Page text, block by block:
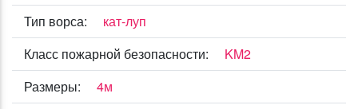
Тип ворса:
кат-луп
Класс пожарной безопасности:
KM2
Размеры:
4м